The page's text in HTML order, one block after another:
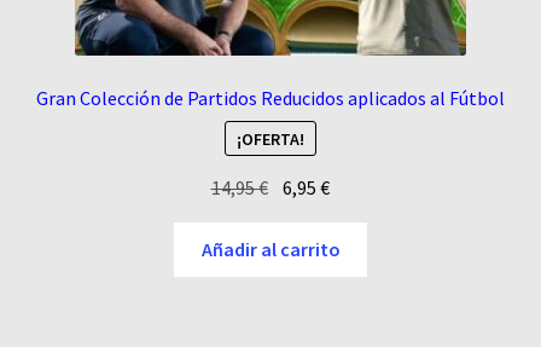
Gran Colección de Partidos Reducidos aplicados al Fútbol
¡OFERTA!
14,95€ El
original
6,95€El
actual
Añadir al carrito